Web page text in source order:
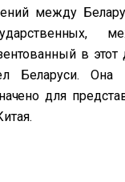
между
в этот
Беларуси. Она
для